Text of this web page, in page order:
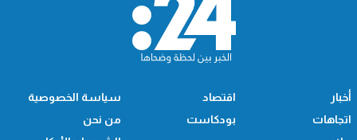
أخبار
اتجاهات
اقتصاد
بودكاست
سياسة الخصوصية
من نحن